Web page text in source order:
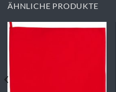
ÄHNLICHE PRODUKTE